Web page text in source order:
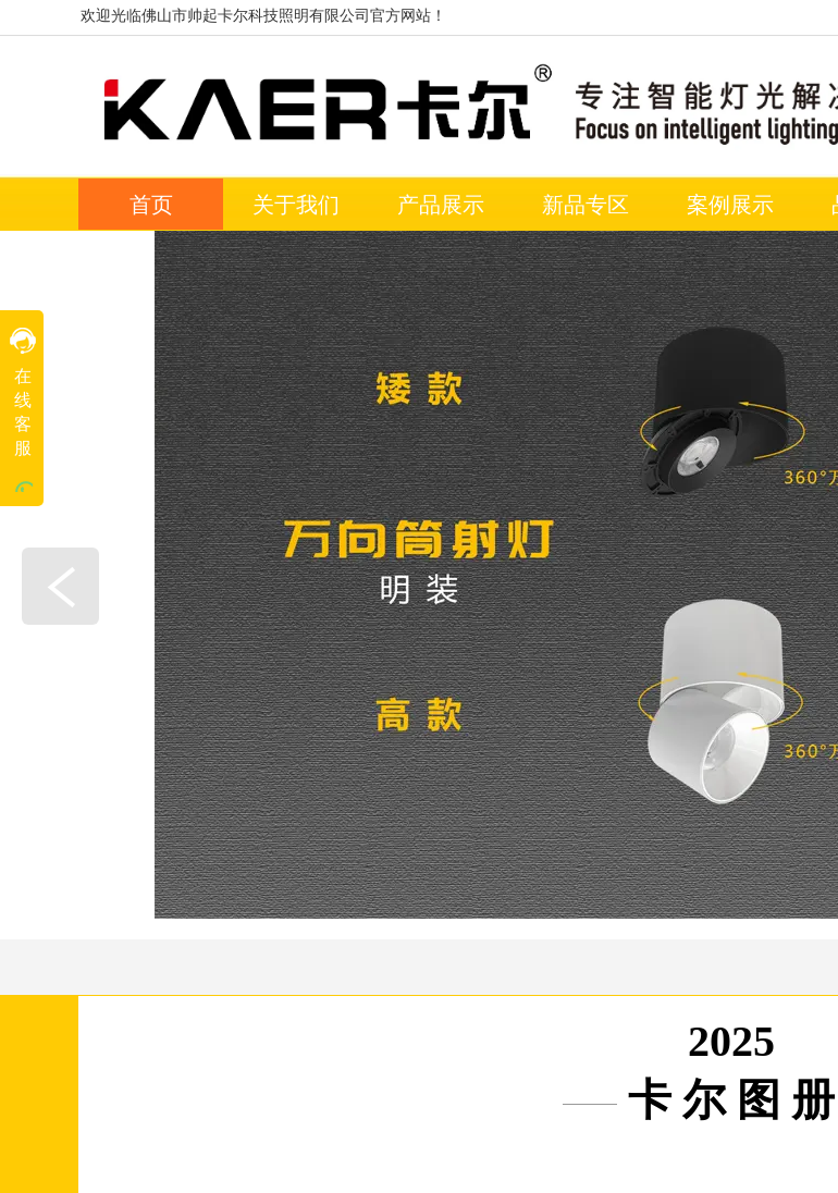
欢迎光临佛山市帅起卡尔科技照明有限公司官方网站！
在
线
客
服
工作时间
8:30-17:30
首页 关于我们 产品展示 新品专区 案例展示
2025
卡 尔 图 册